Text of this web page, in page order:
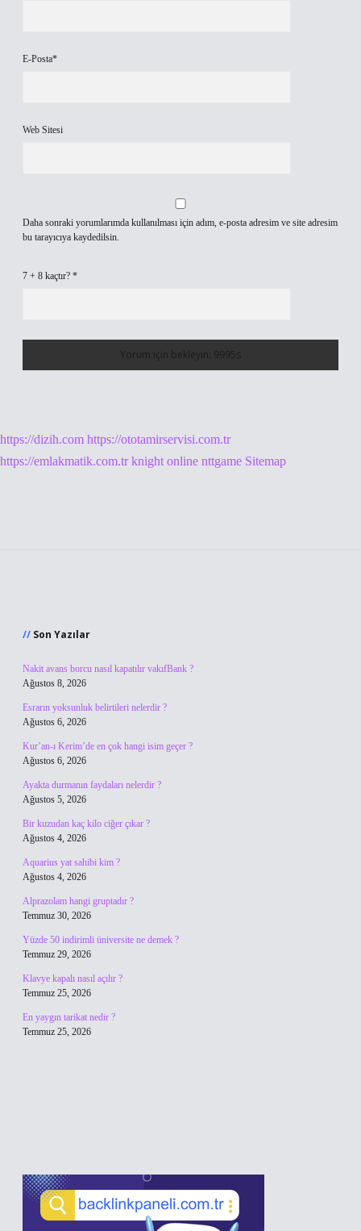
E-Posta*
Web Sitesi
Daha sonraki yorumlarımda kullanılması için adım, e-posta adresim ve site adresim
bu tarayıcıya kaydedilsin.
7 + 8 kaçtır? *
https://dizih.com https://ototamirservisi.com.tr
https://emlakmatik.com.tr knight online nttgame Sitemap
Son Yazılar
Nakit avans borcu nasıl kapatılır vakıfBank ?
Ağustos 8, 2026
Esrarın yoksunluk belirtileri nelerdir ?
Ağustos 6, 2026
Kur’an-ı Kerim’de en çok hangi isim geçer ?
Ağustos 6, 2026
Ayakta durmanın faydaları nelerdir ?
Ağustos 5, 2026
Bir kuzudan kaç kilo ciğer çıkar ?
Ağustos 4, 2026
Aquarius yat sahibi kim ?
Ağustos 4, 2026
Alprazolam hangi gruptadır ?
Temmuz 30, 2026
Yüzde 50 indirimli üniversite ne demek ?
Temmuz 29, 2026
Klavye kapalı nasıl açılır ?
Temmuz 25, 2026
En yaygın tarikat nedir ?
Temmuz 25, 2026